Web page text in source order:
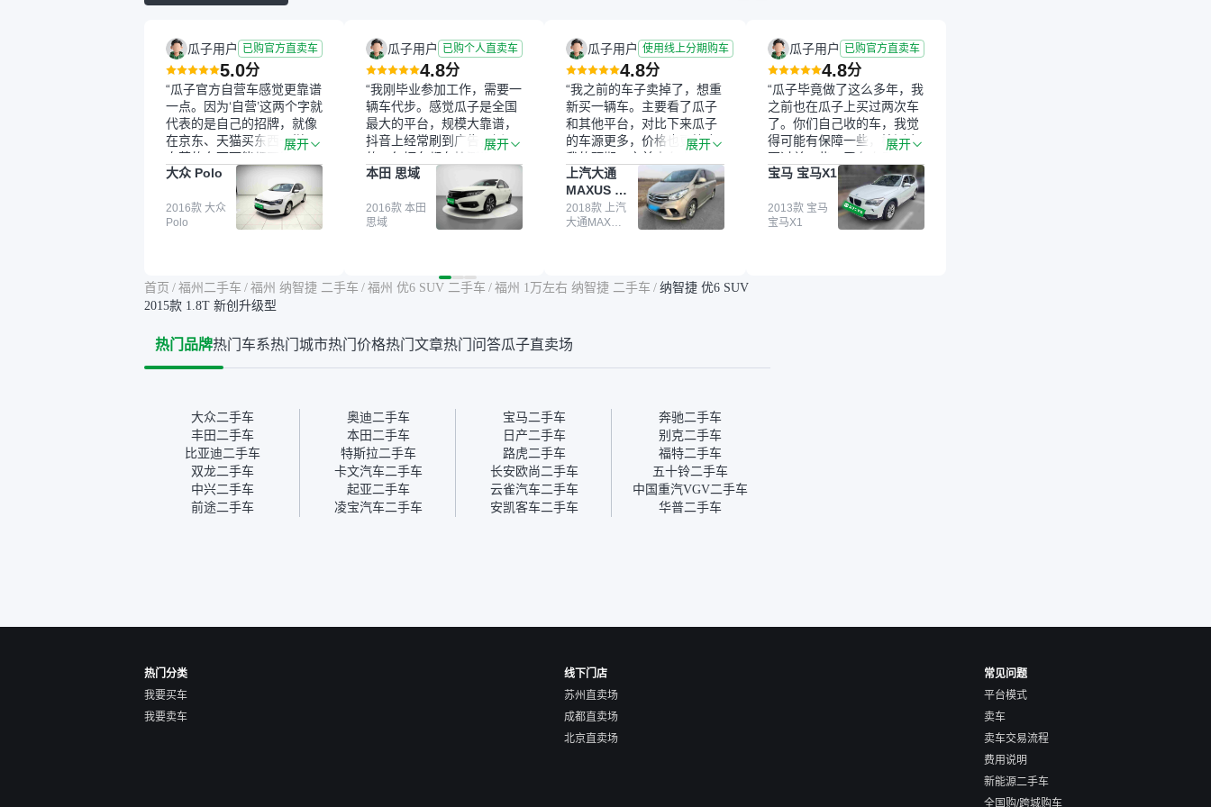
瓜子用户 已购官方直卖车
5.0分
“瓜子官方自营车感觉更靠谱
一点。因为‘自营’这两个字就
代表的是自己的招牌，就像
在京东、天猫买东西一样，
自营的东西可能都要好一
点。就是这种刻板印象吧。
一开始买二手车的时候，我
确实有担心过事故车、泡水
车这些问题。瓜子的检测报
况。我拿到你们的信息之
后，自己又在线上去做了一
台），同时也找了朋友帮忙
线下看车。结果跟你们的报
我第一天看车，第二天你们
就约我到店，我第三天去提
的车。去之前我提前跟交接
人员说好，到了之后要当着
我的面再做一次复检，你们
也安排了师傅，服务可以，
速度很快。体验下来自营车
展开
大众 Polo
2016款 大众
Polo
瓜子用户 已购个人直卖车
4.8分
“我刚毕业参加工作，需要一
辆车代步。感觉瓜子是全国
最大的平台，规模大靠谱，
抖音上经常刷到广告，挺火
的。每辆车都有检测报告，
这个让我很放心。去外面买
车全凭卖家一张嘴，不敢
买。我买了本田思域，白
色，过户次数少，公里数符
平台，车价贵点也正常，毕
竟有保障。其他平台上很多
多花点钱买个放心。从个人
展开
本田 思域
2016款 本田
思域
瓜子用户 使用线上分期购车
4.8分
“我之前的车子卖掉了，想重
新买一辆车。主要看了瓜子
和其他平台，对比下来瓜子
的车源更多，价格也更符合
我的预期。之前卖车来过瓜
子，虽然价格没谈成，但
APP一直留着。瓜子毕竟是
大平台，整体印象还好。我
最终买了一台上汽大通，18
期，这一点很便捷，其他平
心的额外价值。虽然我砍过
为瓜子有质保，车子出小毛
病维修更有保障。”
展开
上汽大通
MAXUS 大
通G10
2018款 上汽
大通MAXUS
瓜子用户 已购官方直卖车
4.8分
“瓜子毕竟做了这么多年，我
之前也在瓜子上买过两次车
了。你们自己收的车，我觉
得可能有保障一些，检测会
更过关一些。平台自己收上
来再卖的车，应该更可靠。
我买的是宝马X1，主要看中
它的价格和公里数比较合
适。另外，瓜子承诺无火
展开
宝马 宝马X1
2013款 宝马
宝马X1
首页 / 福州二手车 / 福州 纳智捷 二手车 / 福州 优6 SUV 二手车 / 福州 1万左右 纳智捷 二手车 / 纳智捷 优6 SUV
2015款 1.8T 新创升级型
热门品牌热门车系热门城市热门价格热门文章热门问答瓜子直卖场
大众二手车 奥迪二手车 宝马二手车
奔驰二手车
丰田二手车
本田二手车 日产二手车
别克二手车
比亚迪二手车
特斯拉二手车 路虎二手车
福特二手车
双龙二手车
卡文汽车二手车 长安欧尚二手车
五十铃二手车
中兴二手车
起亚二手车 云雀汽车二手车
中国重汽VGV二手车
前途二手车
凌宝汽车二手车 安凯客车二手车 华普二手车
热门分类
我要买车
我要卖车
线下门店
苏州直卖场
成都直卖场
北京直卖场
常见问题
平台模式
卖车
卖车交易流程
费用说明
新能源二手车
全国购/跨城购车